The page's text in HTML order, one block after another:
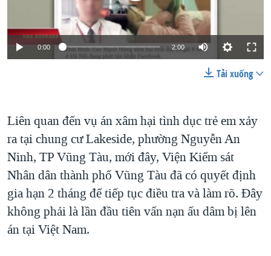
NGƯỜI VIỆT HẢI NGOẠI
ĐỜI SỐNG
VĂN HOÁ
THỂ THAO
GIÁO DỤC
HÀNH TRÌNH BẦU CỬ 2024
MỘT NĂM CHIẾN TRANH TẠI DẢI GAZA
GROUND ZERO – XƯA VÀ NAY
CHI PHÍ CHIẾN TRANH AFGHANISTAN
CÁC GIÁ TRỊ CỘNG HÒA Ở VIỆT NAM
THƯỢNG ĐỈNH TRUMP-KIM TẠI VIỆT NAM
TRỊNH VĨNH BÌNH VS. CHÍNH PHỦ VIỆT NAM
NGHE
Ngôn ngữ khác
0:00 2:00
Tải xuống
Liên quan đến vụ án xâm hại tình dục trẻ em xảy
ra tại chung cư Lakeside, phường Nguyễn An
Ninh, TP Vũng Tàu, mới đây, Viện Kiểm sát
Nhân dân thành phố Vũng Tàu đã có quyết định
gia hạn 2 tháng để tiếp tục điều tra và làm rõ. Đây
không phải là lần đầu tiên vấn nạn ấu dâm bị lên
án tại Việt Nam.